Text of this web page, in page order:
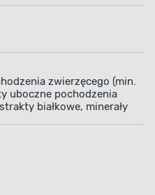
zwierzęcego (min.
uboczne pochodzenia
białkowe, minerały